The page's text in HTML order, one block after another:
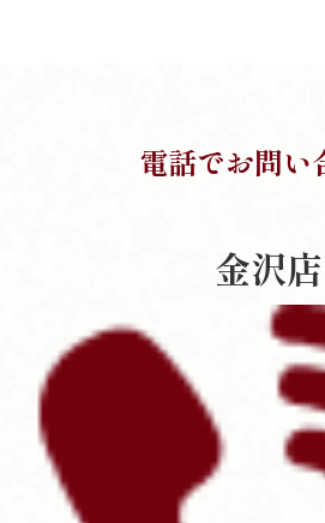
電話でお問い
金沢店